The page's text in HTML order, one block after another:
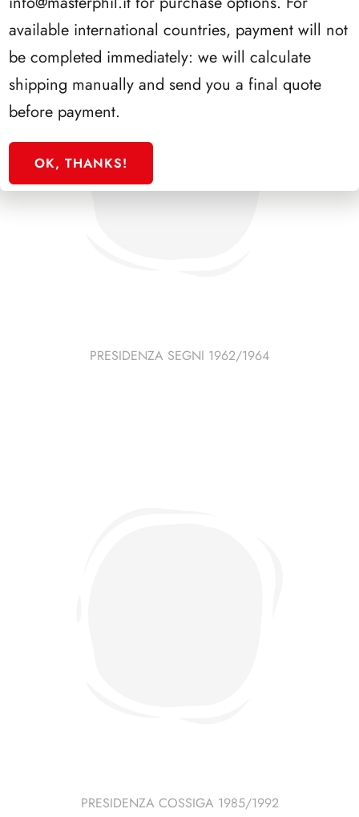
PRESIDENZA SEGNI 1962/1964
PRESIDENZA COSSIGA 1985/1992
available international countries, payment will not
be completed immediately: we will calculate
shipping manually and send you a final quote
before payment.
OK, THANKS!